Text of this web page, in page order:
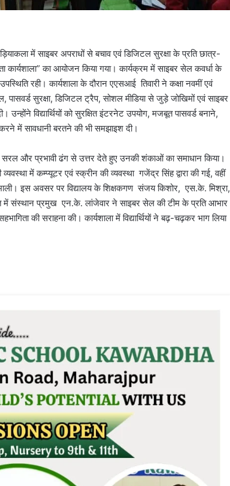
में साइबर अपराधों से बचाव एवं डिजिटल सुरक्षा के प्रति छात्र-
का आयोजन किया गया। कार्यक्रम में साइबर सेल कवर्धा के
रही। कार्यशाला के दौरान एएसआई तिवारी ने कक्षा नवमीं एवं
पासवर्ड सुरक्षा, डिजिटल ट्रैप, सोशल मीडिया से जुड़े जोखिमों एवं साइबर
उन्होंने विद्यार्थियों को सुरक्षित इंटरनेट उपयोग, मजबूत पासवर्ड बनाने,
में सावधानी बरतने की भी समझाइश दी।
ने सरल और प्रभावी ढंग से उत्तर देते हुए उनकी शंकाओं का समाधान किया।
में कम्प्यूटर एवं स्क्रीन की व्यवस्था गजेंद्र सिंह द्वारा की गई, वहीं
इस अवसर पर विद्यालय के शिक्षकगण संजय किशोर, एस.के. मिश्रा,
में संस्थान प्रमुख एन.के. लांजेवार ने साइबर सेल की टीम के प्रति आभार
की सराहना की। कार्यशाला में विद्यार्थियों ने बढ़-चढ़कर भाग लिया